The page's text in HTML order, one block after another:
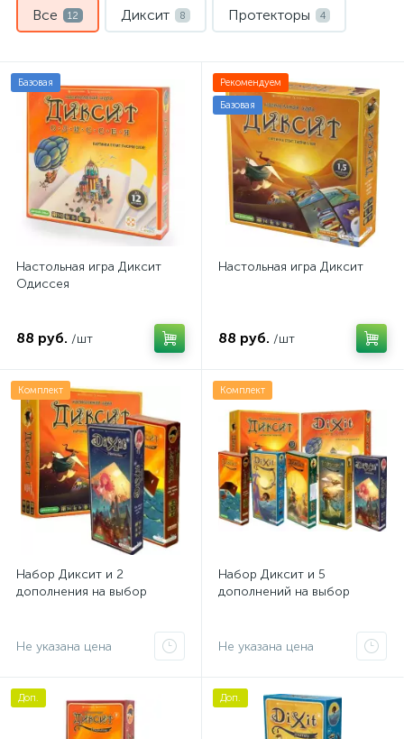
Все 12 Диксит 8 Протекторы 4
Базовая
Настольная игра Диксит
Одиссея
88 руб. /шт
Рекомендуем
Базовая
Настольная игра Диксит
88 руб. /шт
Комплект
Набор Диксит и 2
дополнения на выбор
Не указана цена
Комплект
Набор Диксит и 5
дополнений на выбор
Не указана цена
Доп. Доп.